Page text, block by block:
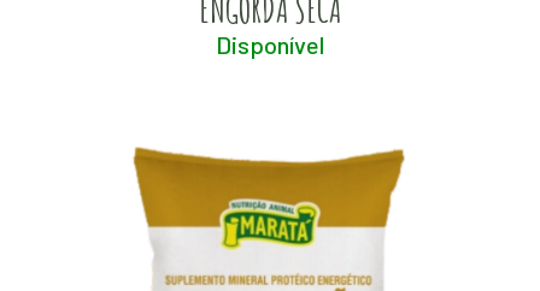
Disponível